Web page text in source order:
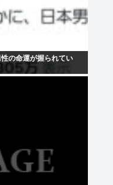
の命運が握られてい